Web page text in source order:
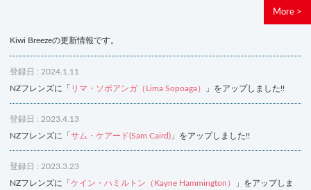
More >
Kiwi Breezeの更新情報です。
登録日 : 2024.1.11
NZフレンズに「 リマ・ソポアンガ（Lima Sopoaga） 」をアップしました!!
登録日 : 2023.4.13
NZフレンズに「 サム・ケアード(Sam Caird) 」をアップしました!!
登録日 : 2023.3.23
NZフレンズに「 ケイン・ハミルトン（Kayne Hammington）
」をアップしま